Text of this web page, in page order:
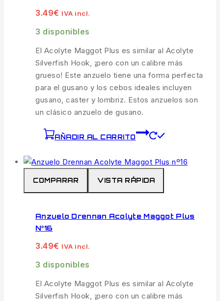
3.49€ IVA incl.
3 disponibles
El Acolyte Maggot Plus es similar al Acolyte
Silverfish Hook, ¡pero con un calibre más
grueso! Este anzuelo tiene una forma perfecta
para el gusano y los cebos ideales incluyen
gusano, caster y lombriz. Estos anzuelos son
un clásico anzuelo de gusano.
AÑADIR AL CARRITO
COMPARAR VISTA RÁPIDA
Anzuelo Drennan Acolyte Maggot Plus
Nº16
3.49€ IVA incl.
3 disponibles
El Acolyte Maggot Plus es similar al Acolyte
Silverfish Hook, ¡pero con un calibre más